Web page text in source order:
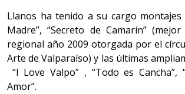
Llanos ha tenido a su cargo montajes
Madre”, “Secreto de Camarín”
regional año 2009 otorgada por el
Arte de Valparaíso) y las últimas
“I Love Valpo” , “Todo es Cancha”,
Amor”.